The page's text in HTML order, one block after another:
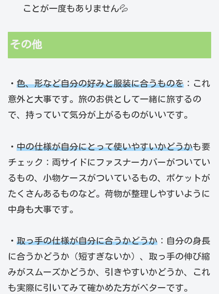
ことが一度もありません💦
その他
・ 色、形など自分の好みと服装に合うものを ：これ
意外と大事です。旅のお供として一緒に旅するの
で、持っていて気分が上がるものがいいです。
・ 中の仕様が自分にとって使いやすいかどうかも要
チェック：両サイドにファスナーカバーがついてい
るもの、小物ケースがついているもの、ポケットが
たくさんあるものなど。荷物が整理しやすいように
中身も大事です。
・ 取っ手の仕様が自分に合うかどうか ：自分の身長
に合うかどうか（短すぎないか）、取っ手の伸び縮
みがスムーズかどうか、引きやすいかどうか、これ
も実際に引いてみて確かめた方がベターです。